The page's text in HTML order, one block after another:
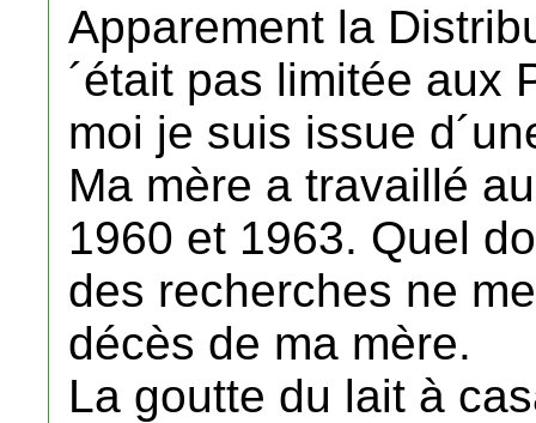
Apparement la
´était pas limitée aux
moi je suis issue
Ma mère a travaillé
1960 et 1963. Quel
des recherches ne
décès de ma mère.
La goutte du lait à